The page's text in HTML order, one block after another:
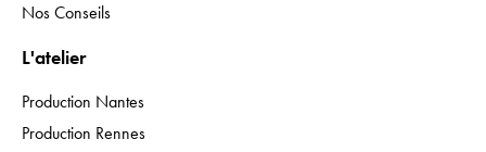
Nos Conseils
L'atelier
Production Nantes
Production Rennes